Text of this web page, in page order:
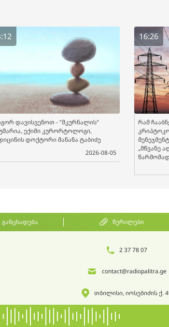
დავისვენოთ - "მკურნალის"
ექიმი კურორტოლოგი,
დოქტორი მანანა ტაბიძე
2026-08-05
16:26
რამ
„მწვანე
განცხადება წერილები
2 37 78 07
contact@radiopalitra.ge
თბილისი, იოსებიძის ქ.